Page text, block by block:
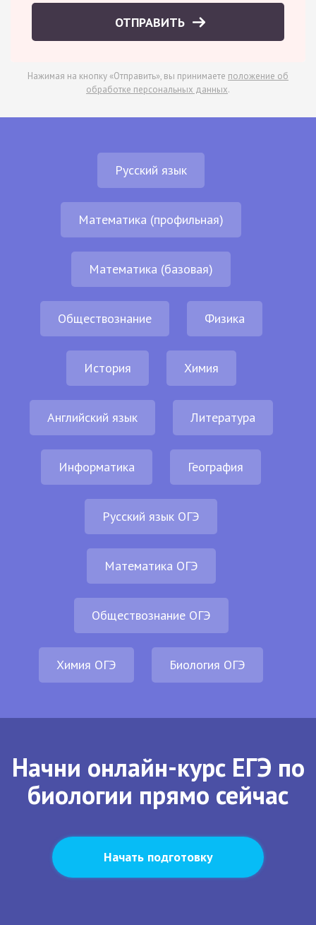
ОТПРАВИТЬ
Нажимая на кнопку «Отправить», вы принимаете положение об
обработке персональных данных.
Русский язык
Математика (профильная)
Математика (базовая)
Обществознание Физика
История Химия
Английский язык Литература
Информатика География
Русский язык ОГЭ
Математика ОГЭ
Обществознание ОГЭ
Химия ОГЭ Биология ОГЭ
Начни онлайн-курс ЕГЭ по
биологии прямо сейчас
Начать подготовку